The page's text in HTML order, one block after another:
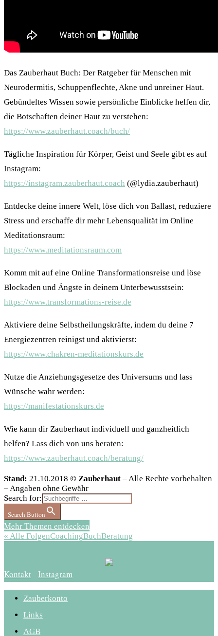
Das Zauberhaut Buch: Der Ratgeber für Menschen mit
Neurodermitis, Schuppenflechte, Akne und unreiner Haut.
Gebündeltes Wissen sowie persönliche Einblicke helfen dir,
die Botschaften deiner Haut zu verstehen:
https://www.zauberhaut.coach/buch/
Tägliche Inspiration für Körper, Geist und Seele gibt es auf
Instagram:
https://instagram.zauberhaut.coach (@lydia.zauberhaut)
Entdecke deine innere Welt, löse dich von Ballast, reduziere
Stress und erschaffe dir mehr Lebensqualität im Online
Meditationsraum:
https://www.meditationsraum.com
Komm mit auf eine Online Transformationsreise und löse
Blockaden und Ängste in deinem Unterbewusstsein:
https://www.transformations-reise.de
Aktiviere deine Selbstheilungskräfte, indem du deine 7
Energiezentren reinigst und aktivierst:
https://www.chakren-meditationskurs.de
Nutze die Anziehungsgesetze des Universums und lass
Wünsche wahr werden:
https://manifestationskurs.de
Wie kann dir Zauberhaut individuell und ganzheitlich
helfen? Lass dich von uns beraten:
https://www.zauberhaut.coach/beratung/
Stand: 21.10.2018 © Zauberhaut – Alle Rechte vorbehalten
– Angaben ohne Gewähr
Search for:
Search Button
Mehr Themen entdecken
« Alle FolgenCoachingBuchBeratung
Kontakt Instagram
Zauberkonto
Links
AGB